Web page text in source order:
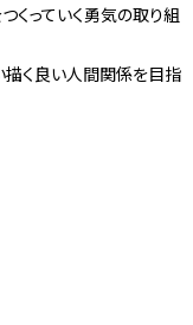
くっていく勇気の取り組
描く良い人間関係を目指